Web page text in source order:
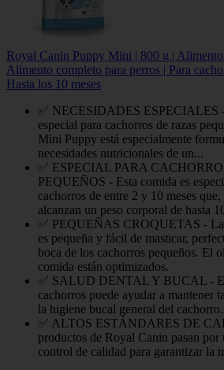
Royal Canin Puppy Mini | 800 g | Alimento
Alimento completo para perros | Para
Hasta los 10 meses
✅ NECESIDADES ESPECIALES
especial para cachorros de razas
Mini Puppy está especialmente
necesidades nutricionales de un...
✅ ESPECIAL PARA
PEQUEÑOS - Esta comida es
cachorros de entre 2 y 10 meses
alcanzan un peso corporal de hasta
✅ PEQUEÑAS CROQUETAS - La
es pequeña y fácil de masticar,
boca de los cachorros pequeños. El
comida están optimizados.
✅ SALUD DENTAL Y BUCAL -
cachorros puede ayudar a mantener
la higiene bucal general del cachorro.
✅ ALTOS ESTÁNDARES DE
productos de Royal Canin pasan por
control de calidad para garantizar la